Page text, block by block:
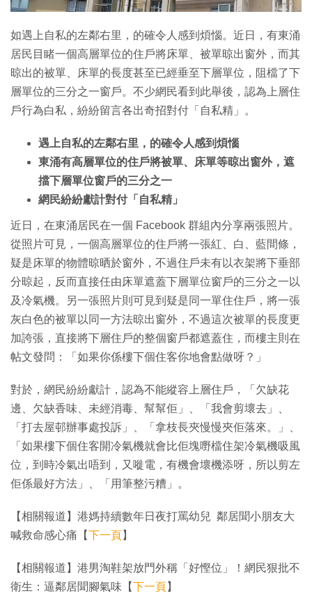
如遇上自私的左鄰右里，的確令人感到煩惱。近日，有東涌
居民目睹一個高層單位的住戶將床單、被單晾出窗外，而其
晾出的被單、床單的長度甚至已經垂至下層單位，阻檔了下
層單位的三分之一窗戶。不少網民看到此舉後，認為上層住
戶行為白私，紛紛留言各出奇招對付「自私精」。
遇上自私的左鄰右里，的確令人感到煩惱
東涌有高層單位的住戶將被單、床單等晾出窗外，遮
擋下層單位窗戶的三分之一
網民紛紛獻計對付「自私精」
近日，在東涌居民在一個 Facebook 群組內分享兩張照片。
從照片可見，一個高層單位的住戶將一張紅、白、藍間條，
疑是床單的物體晾晒於窗外，不過住戶未有以衣架將下垂部
分晾起，反而直接任由床單遮蓋下層單位窗戶的三分之一以
及冷氣機。另一張照片則可見到疑是同一單住住戶，將一張
灰白色的被單以同一方法晾出窗外，不過這次被單的長度更
加誇張，直接將下層住戶的整個窗戶都遮蓋住，而樓主則在
帖文發問：「如果你係樓下個住客你地會點做呀？」
對於，網民紛紛獻計，認為不能縱容上層住戶，「欠缺花
邊、欠缺香味、未經消毒、幫幫佢」、「我會剪壞去」、
「打去屋邨辦事處投訴」、「拿枝長夾慢慢夾佢落來。」、
「如果樓下個住客開冷氣機就會比佢塊嘢檔住架冷氣機吸風
位，到時冷氣出唔到，又嘥電，有機會壞機添呀，所以剪左
佢係最好方法」、「用筆整污糟」。
【相關報道】港媽持續數年日夜打罵幼兒 鄰居聞小朋友大
喊救命感心痛【下一頁】
【相關報道】港男淘鞋架放門外稱「好慳位」！網民狠批不
衛生：逼鄰居聞腳氣味【下一頁】